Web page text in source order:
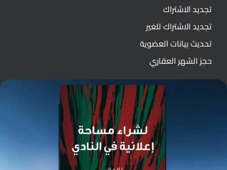
تجديد الاشتراك
تجديد الاشتراك للغير
تحديث بيانات العضوية
حجز الشهر العقاري